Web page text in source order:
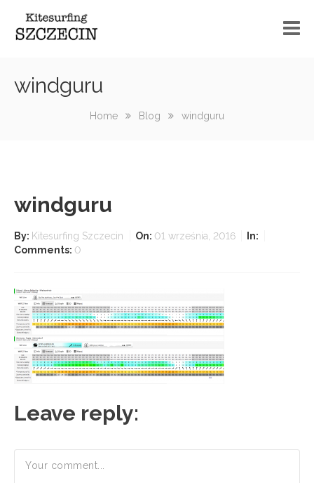
Wake
Serwis
Kontakt
windguru
Home Blog windguru
windguru
By: Kitesurfing Szczecin On: 01 września, 2016
In:
Comments: 0
Leave reply: